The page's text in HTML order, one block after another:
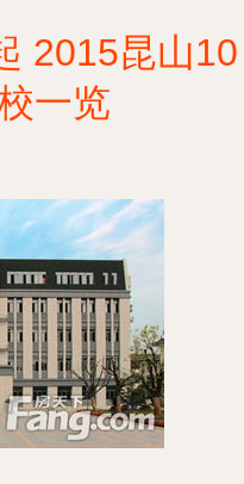
2015昆山10
一览